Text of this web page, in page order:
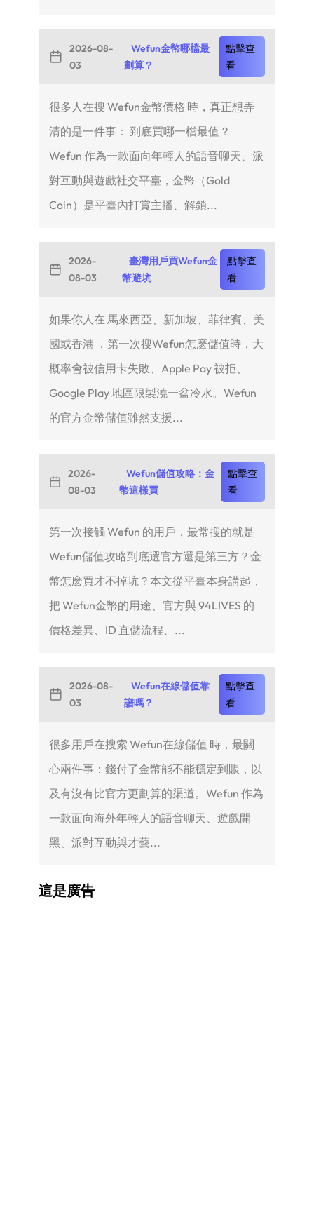
2026-08-
03
Wefun金幣哪檔最
劃算？
點擊查
看
很多人在搜 Wefun金幣價格 時，真正想弄
清的是一件事： 到底買哪一檔最值？
Wefun 作為一款面向年輕人的語音聊天、派
對互動與遊戲社交平臺，金幣（Gold
Coin）是平臺內打賞主播、解鎖...
2026-
08-03
臺灣用戶買Wefun金
幣避坑
點擊查
看
如果你人在 馬來西亞、新加坡、菲律賓、美
國或香港 ，第一次搜Wefun怎麽儲值時，大
概率會被信用卡失敗、Apple Pay 被拒、
Google Play 地區限製澆一盆冷水。Wefun
的官方金幣儲值雖然支援...
2026-
08-03
Wefun儲值攻略：金
幣這樣買
點擊查
看
第一次接觸 Wefun 的用戶，最常搜的就是
Wefun儲值攻略到底選官方還是第三方？金
幣怎麽買才不掉坑？本文從平臺本身講起，
把 Wefun金幣的用途、官方與 94LIVES 的
價格差異、ID 直儲流程、...
2026-08-
03
Wefun在線儲值靠
譜嗎？
點擊查
看
很多用戶在搜索 Wefun在線儲值 時，最關
心兩件事：錢付了金幣能不能穩定到賬，以
及有沒有比官方更劃算的渠道。Wefun 作為
一款面向海外年輕人的語音聊天、遊戲開
黑、派對互動與才藝...
這是廣告